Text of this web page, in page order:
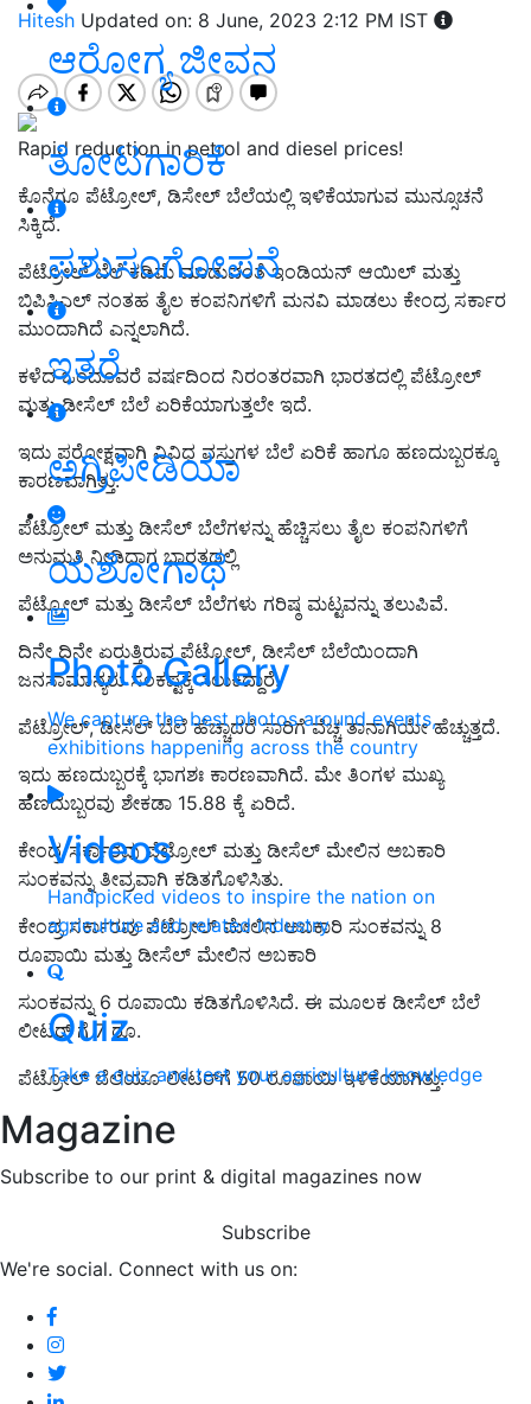
ಆರೋಗ್ಯ ಜೀವನ
ತೋಟಗಾರಿಕೆ
ಪಶುಸಂಗೋಪನೆ
ಇತರೆ
ಅಗ್ರಿಪೀಡಿಯಾ
ಯಶೋಗಾಥೆ
Photo Gallery
We capture the best photos around events,
exhibitions happening across the country
Videos
Handpicked videos to inspire the nation on
agriculture and related industry
Quiz
Take a quiz and test your agriculture knowledge
Magazine
Subscribe to our print & digital magazines now
Subscribe
We're social. Connect with us on:
Hitesh Updated on: 8 June, 2023 2:12 PM IST
Rapid reduction in petrol and diesel prices!
ಕೊನೆಗೂ ಪೆಟ್ರೋಲ್‌, ಡಿಸೇಲ್‌ ಬೆಲೆಯಲ್ಲಿ ಇಳಿಕೆಯಾಗುವ ಮುನ್ಸೂಚನೆ
ಸಿಕ್ಕಿದೆ.
ಪೆಟ್ರೋಲ್ ಬೆಲೆ ಕಡಿಮೆ ಮಾಡುವಂತೆ ಇಂಡಿಯನ್ ಆಯಿಲ್ ಮತ್ತು
ಬಿಪಿಸಿಎಲ್ ನಂತಹ ತೈಲ ಕಂಪನಿಗಳಿಗೆ ಮನವಿ ಮಾಡಲು ಕೇಂದ್ರ ಸರ್ಕಾರ
ಮುಂದಾಗಿದೆ ಎನ್ನಲಾಗಿದೆ.
ಕಳೆದ ಒಂದೂವರೆ ವರ್ಷದಿಂದ ನಿರಂತರವಾಗಿ ಭಾರತದಲ್ಲಿ ಪೆಟ್ರೋಲ್
ಮತ್ತು ಡೀಸೆಲ್ ಬೆಲೆ ಏರಿಕೆಯಾಗುತ್ತಲೇ ಇದೆ.
ಇದು ಪರೋಕ್ಷವಾಗಿ ವಿವಿಧ ವಸ್ತುಗಳ ಬೆಲೆ ಏರಿಕೆ ಹಾಗೂ ಹಣದುಬ್ಬರಕ್ಕೂ
ಕಾರಣವಾಗಿತ್ತು.
ಪೆಟ್ರೋಲ್ ಮತ್ತು ಡೀಸೆಲ್ ಬೆಲೆಗಳನ್ನು ಹೆಚ್ಚಿಸಲು ತೈಲ ಕಂಪನಿಗಳಿಗೆ
ಅನುಮತಿ ನೀಡಿದಾಗ ಭಾರತದಲ್ಲಿ
ಪೆಟ್ರೋಲ್ ಮತ್ತು ಡೀಸೆಲ್ ಬೆಲೆಗಳು ಗರಿಷ್ಠ ಮಟ್ಟವನ್ನು ತಲುಪಿವೆ.
ದಿನೇ ದಿನೇ ಏರುತ್ತಿರುವ ಪೆಟ್ರೋಲ್, ಡೀಸೆಲ್ ಬೆಲೆಯಿಂದಾಗಿ
ಜನಸಾಮಾನ್ಯರು ಸಂಕಷ್ಟಕ್ಕೆ ಸಿಲುಕಿದ್ದಾರೆ.
ಪೆಟ್ರೋಲ್, ಡೀಸೆಲ್ ಬೆಲೆ ಹೆಚ್ಚಾದರೆ ಸಾರಿಗೆ ವೆಚ್ಚ ತಾನಾಗಿಯೇ ಹೆಚ್ಚುತ್ತದೆ.
ಇದು ಹಣದುಬ್ಬರಕ್ಕೆ ಭಾಗಶಃ ಕಾರಣವಾಗಿದೆ. ಮೇ ತಿಂಗಳ ಮುಖ್ಯ
ಹಣದುಬ್ಬರವು ಶೇಕಡಾ 15.88 ಕ್ಕೆ ಏರಿದೆ.
ಕೇಂದ್ರ ಸರ್ಕಾರವು ಪೆಟ್ರೋಲ್ ಮತ್ತು ಡೀಸೆಲ್ ಮೇಲಿನ ಅಬಕಾರಿ
ಸುಂಕವನ್ನು ತೀವ್ರವಾಗಿ ಕಡಿತಗೊಳಿಸಿತು.
ಕೇಂದ್ರ ಸರ್ಕಾರವು ಪೆಟ್ರೋಲ್ ಮೇಲಿನ ಅಬಕಾರಿ ಸುಂಕವನ್ನು 8
ರೂಪಾಯಿ ಮತ್ತು ಡೀಸೆಲ್ ಮೇಲಿನ ಅಬಕಾರಿ
ಸುಂಕವನ್ನು 6 ರೂಪಾಯಿ ಕಡಿತಗೊಳಿಸಿದೆ. ಈ ಮೂಲಕ ಡೀಸೆಲ್ ಬೆಲೆ
ಲೀಟರ್ ಗೆ 7 ರೂ.
ಪೆಟ್ರೋಲ್ ಬೆಲೆಯೂ ಲೀಟರ್‌ಗೆ 50 ರೂಪಾಯಿ ಇಳಿಕೆಯಾಗಿತ್ತು.